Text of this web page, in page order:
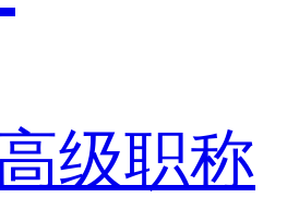
级职称